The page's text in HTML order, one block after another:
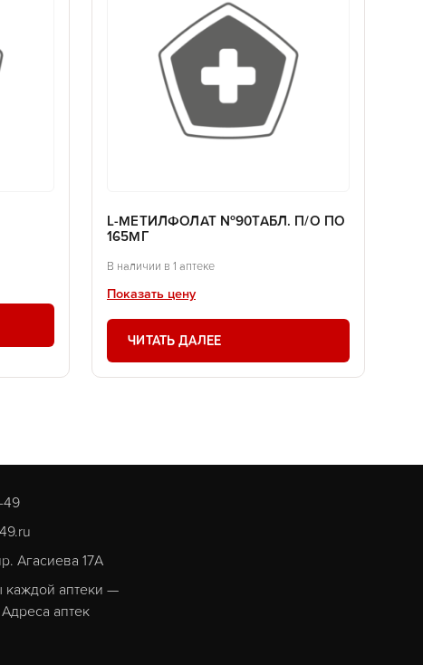
L-МЕТИЛФОЛАТ №90ТАБЛ. П/О ПО
165МГ
В наличии в 1 аптеке
Показать цену
ЧИТАТЬ ДАЛЕЕ
49
Агасиева 17А
каждой аптеки —
Адреса аптек